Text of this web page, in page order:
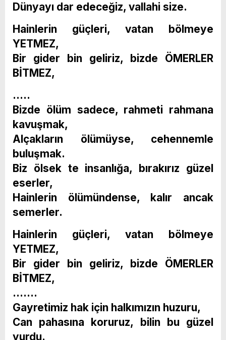
Dünyayı dar edeceğiz, vallahi size.
Hainlerin güçleri, vatan bölmeye
YETMEZ,
Bir gider bin geliriz, bizde ÖMERLER
BİTMEZ,
…..
Bizde ölüm sadece, rahmeti rahmana
kavuşmak,
Alçakların ölümüyse, cehennemle
buluşmak.
Biz ölsek te insanlığa, bırakırız güzel
eserler,
Hainlerin ölümündense, kalır ancak
semerler.
Hainlerin güçleri, vatan bölmeye
YETMEZ,
Bir gider bin geliriz, bizde ÖMERLER
BİTMEZ,
…….
Gayretimiz hak için halkımızın huzuru,
Can pahasına koruruz, bilin bu güzel
yurdu.